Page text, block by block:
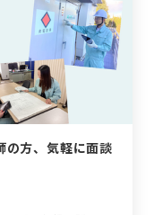
の方、気軽に面談